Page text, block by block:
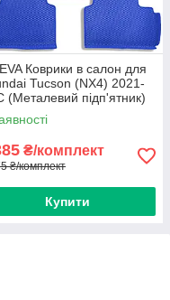
Коврики в салон для
Tucson (NX4) 2021-
(Металевий підп'ятник)
Синій кант 5 шт
₴/комплект
₴/комплект
Купити